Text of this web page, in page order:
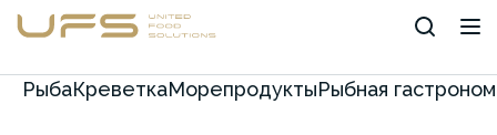
РыбаКреветкаМорепродуктыРыбная